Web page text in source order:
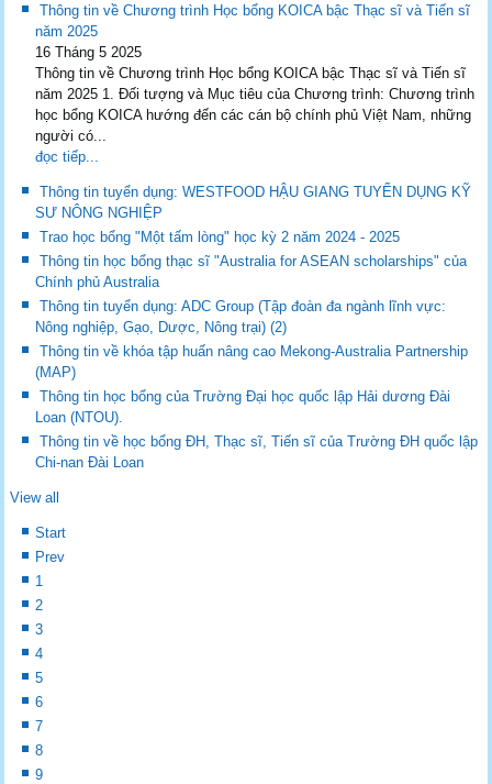
Thông tin về Chương trình Học bổng KOICA bậc Thạc sĩ và Tiến sĩ
năm 2025
16 Tháng 5 2025
Thông tin về Chương trình Học bổng KOICA bậc Thạc sĩ và Tiến sĩ
năm 2025 1. Đối tượng và Mục tiêu của Chương trình: Chương trình
học bổng KOICA hướng đến các cán bộ chính phủ Việt Nam, những
người có...
đọc tiếp...
Thông tin tuyển dụng: WESTFOOD HẬU GIANG TUYỂN DỤNG KỸ
SƯ NÔNG NGHIỆP
Trao học bổng "Một tấm lòng" học kỳ 2 năm 2024 - 2025
Thông tin học bổng thạc sĩ "Australia for ASEAN scholarships" của
Chính phủ Australia
Thông tin tuyển dụng: ADC Group (Tập đoàn đa ngành lĩnh vực:
Nông nghiệp, Gạo, Dược, Nông trại) (2)
Thông tin về khóa tập huấn nâng cao Mekong-Australia Partnership
(MAP)
Thông tin học bổng của Trường Đại học quốc lập Hải dương Đài
Loan (NTOU).
Thông tin về học bổng ĐH, Thạc sĩ, Tiến sĩ của Trường ĐH quốc lập
Chi-nan Đài Loan
View all
Start
Prev
1
2
3
4
5
6
7
8
9